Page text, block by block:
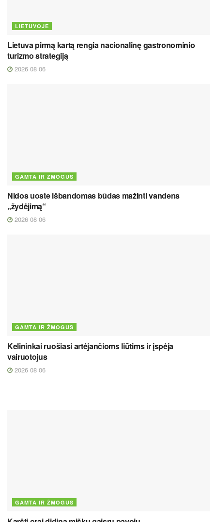
LIETUVOJE
Lietuva pirmą kartą rengia nacionalinę gastronominio
turizmo strategiją
2026 08 06
GAMTA IR ŽMOGUS
Nidos uoste išbandomas būdas mažinti vandens
„žydėjimą“
2026 08 06
GAMTA IR ŽMOGUS
Kelininkai ruošiasi artėjančioms liūtims ir įspėja
vairuotojus
2026 08 06
GAMTA IR ŽMOGUS